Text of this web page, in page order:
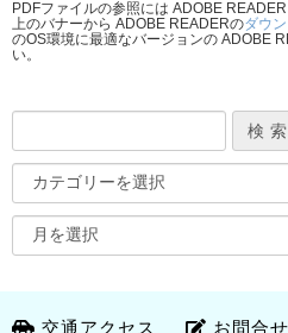
PDFファイルの参照には ADOBE READER
上のバナーから ADOBE READERのダウ
のOS環境に最適なバージョンの ADOBE
い。
交通アクセス お問合せ